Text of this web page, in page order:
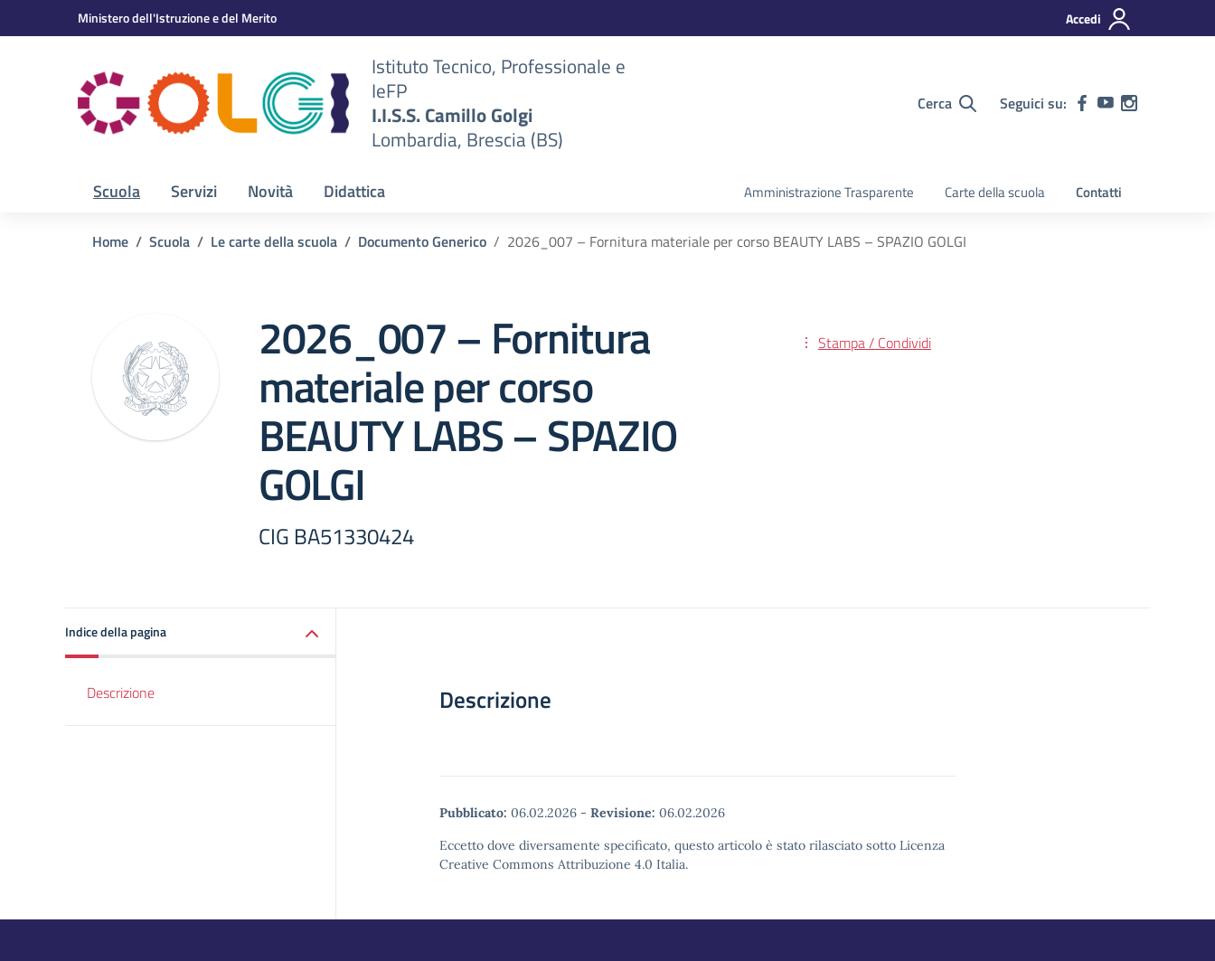
Vai ai contenuti
Vai al menu di navigazioneMinistero dell'Istruzione e del Merito Accedi
Istituto Tecnico, Professionale e
IeFP
I.I.S.S. Camillo Golgi
Lombardia, Brescia (BS)
Cerca Seguici su:
Scuola Servizi Novità Didattica Amministrazione Trasparente Carte della scuola Contatti
Home Scuola Le carte della scuola Documento Generico 2026_007 – Fornitura materiale per corso BEAUTY LABS – SPAZIO GOLGI
2026_007 – Fornitura
materiale per corso
BEAUTY LABS – SPAZIO
GOLGI
CIG BA51330424
Stampa / Condividi
Indice della pagina
Descrizione Descrizione
Pubblicato: 06.02.2026 - Revisione: 06.02.2026
Eccetto dove diversamente specificato, questo articolo è stato rilasciato sotto Licenza
Creative Commons Attribuzione 4.0 Italia.